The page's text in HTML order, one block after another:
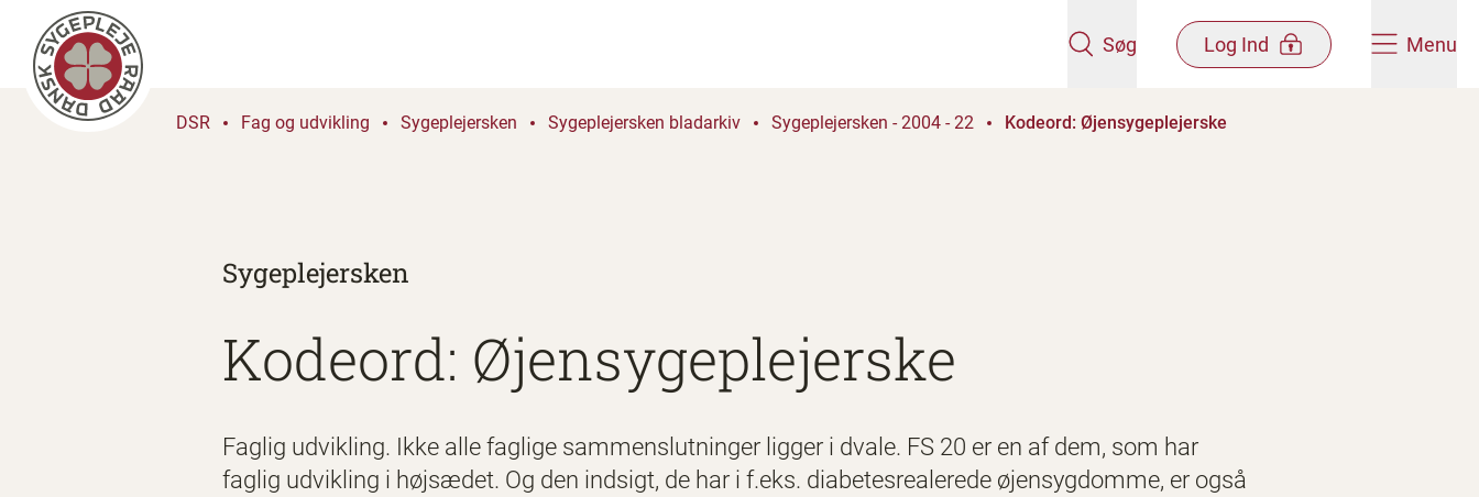
Søg Log Ind Menu
DSR Fag og udvikling Sygeplejersken Sygeplejersken bladarkiv Sygeplejersken - 2004 - 22 Kodeord: Øjensygeplejerske
Sygeplejersken
Kodeord: Øjensygeplejerske
Faglig udvikling. Ikke alle faglige sammenslutninger ligger i dvale. FS 20 er en af dem, som har
faglig udvikling i højsædet. Og den indsigt, de har i f.eks. diabetesrealerede øjensygdomme, er også